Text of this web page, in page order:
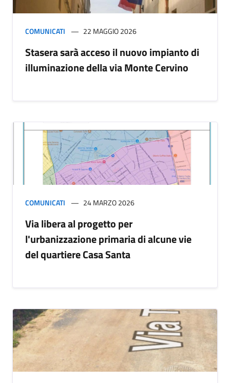
COMUNICATI 22 MAGGIO 2026
Stasera sarà acceso il nuovo impianto di
illuminazione della via Monte Cervino
COMUNICATI 24 MARZO 2026
Via libera al progetto per
l'urbanizzazione primaria di alcune vie
del quartiere Casa Santa